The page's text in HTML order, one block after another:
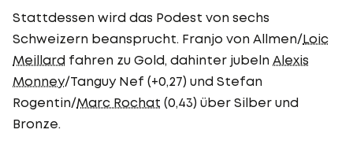
Stattdessen wird das Podest von sechs
Schweizern beansprucht. Franjo von Allmen/Loic
Meillard fahren zu Gold, dahinter jubeln Alexis
Monney/Tanguy Nef (+0,27) und Stefan
Rogentin/Marc Rochat (0,43) über Silber und
Bronze.